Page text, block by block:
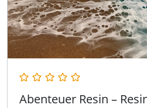
Abenteuer Resin –